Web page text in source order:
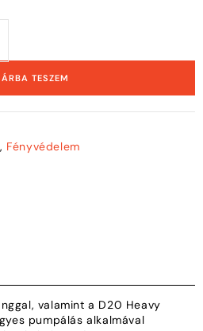
TESZEM
, Fényvédelem
valamint a D20 Heavy
pumpálás alkalmával